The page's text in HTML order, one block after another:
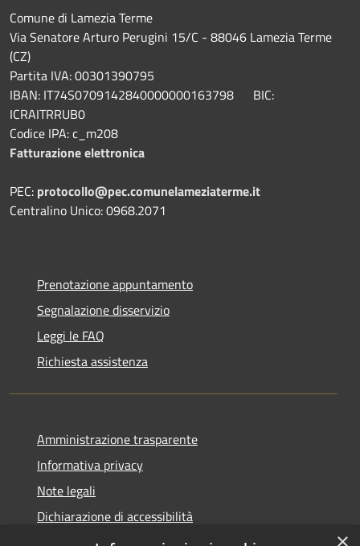
Comune di Lamezia Terme
Via Senatore Arturo Perugini 15/C - 88046 Lamezia Terme
(CZ)
Partita IVA: 00301390795
IBAN: IT74S0709142840000000163798 BIC:
ICRAITRRUB0
Codice IPA: c_m208
Fatturazione elettronica
PEC: protocollo@pec.comunelameziaterme.it
Centralino Unico: 0968.2071
Prenotazione appuntamento
Segnalazione disservizio
Leggi le FAQ
Richiesta assistenza
Amministrazione trasparente
Informativa privacy
Note legali
Dichiarazione di accessibilità